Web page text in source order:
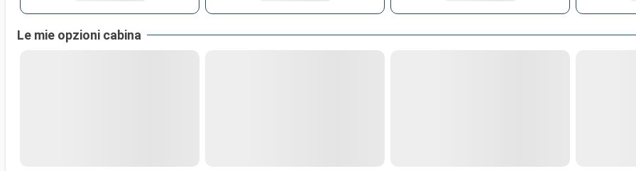
Le mie opzioni cabina